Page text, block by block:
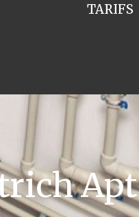
TARIFS
Apt